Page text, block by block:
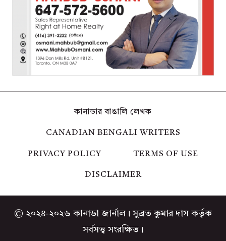
কানাডার বাঙালি লেখক
CANADIAN BENGALI WRITERS
PRIVACY POLICY TERMS OF USE
DISCLAIMER
© ২০২৪-২০২৬ কানাডা জার্নাল। সুব্রত কুমার দাস কর্তৃক
সর্বসত্ত্ব সংরক্ষিত।